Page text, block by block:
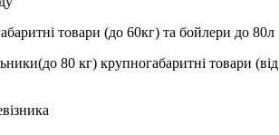
товари (до 60кг) та бойлери до 80л
80 кг) крупногабаритні товари (від